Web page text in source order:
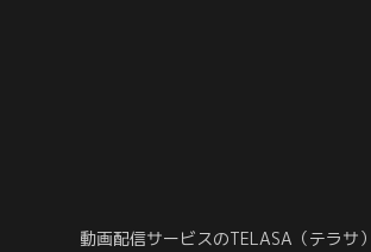
動画配信サービスのTELASA（テラサ）